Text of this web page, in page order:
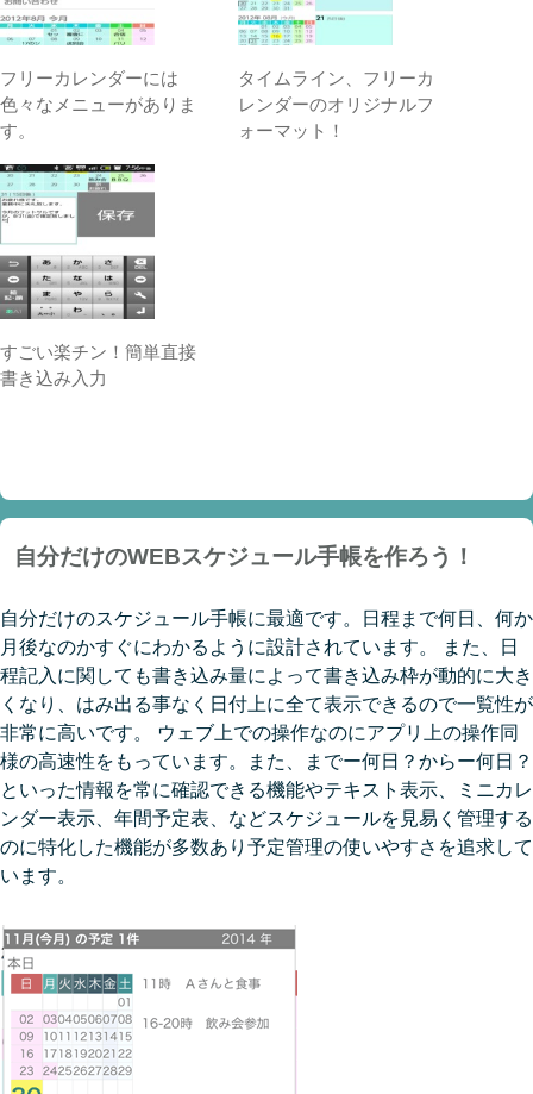
フリーカレンダーには
色々なメニューがありま
す。
タイムライン、フリーカ
レンダーのオリジナルフ
ォーマット！
すごい楽チン！簡単直接
書き込み入力
自分だけのWEBスケジュール手帳を作ろう！
自分だけのスケジュール手帳に最適です。日程まで何日、何か
月後なのかすぐにわかるように設計されています。 また、日
程記入に関しても書き込み量によって書き込み枠が動的に大き
くなり、はみ出る事なく日付上に全て表示できるので一覧性が
非常に高いです。 ウェブ上での操作なのにアプリ上の操作同
様の高速性をもっています。また、までー何日？からー何日？
といった情報を常に確認できる機能やテキスト表示、ミニカレ
ンダー表示、年間予定表、などスケジュールを見易く管理する
のに特化した機能が多数あり予定管理の使いやすさを追求して
います。